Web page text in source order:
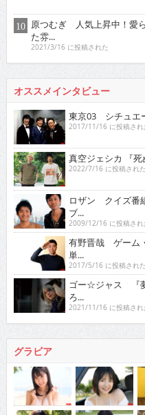
原つむぎ 人気上昇中！愛
た雰...
2021/3/16 に投稿された
オススメインタビュー
東京03 シチュエ
2017/11/16 に投稿され
真空ジェシカ 『
2022/7/16 に投稿された
ロザン クイズ番
ブ...
2009/12/16 に投稿され
有野晋哉 ゲーム
単...
2017/5/16 に投稿された
ゴー☆ジャス 『
ろ...
2021/11/16 に投稿され
グラビア